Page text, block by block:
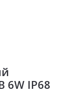
6W IP68